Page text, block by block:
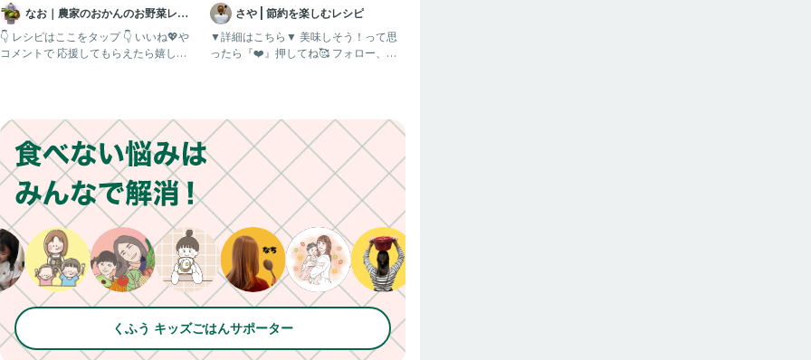
なお｜農家のおかんのお野菜レシ
ピ
👇 レシピはここをタップ 👇 いいね💖や
コメントで 応援してもらえたら嬉しい
さや | 節約を楽しむレシピ
▼詳細はこちら▼ 美味しそう！って思
ったら『❤️』押してね🥰 フォロー、い
くふう キッズごはんサポーター